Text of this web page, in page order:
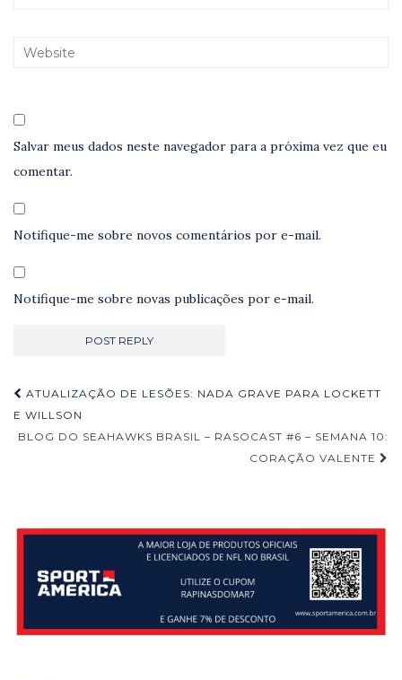
Salvar meus dados neste navegador para a próxima vez que eu
comentar.
Notifique-me sobre novos comentários por e-mail.
Notifique-me sobre novas publicações por e-mail.
Navegação
de
Post
ATUALIZAÇÃO DE LESÕES: NADA GRAVE PARA LOCKETT
E WILLSON
BLOG DO SEAHAWKS BRASIL – RASOCAST #6 – SEMANA 10:
CORAÇÃO VALENTE